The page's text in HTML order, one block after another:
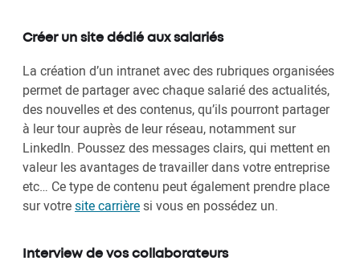
Créer un site dédié aux salariés
La création d’un intranet avec des rubriques organisées
permet de partager avec chaque salarié des actualités,
des nouvelles et des contenus, qu’ils pourront partager
à leur tour auprès de leur réseau, notamment sur
LinkedIn. Poussez des messages clairs, qui mettent en
valeur les avantages de travailler dans votre entreprise
etc… Ce type de contenu peut également prendre place
sur votresite carrièresi vous en possédez un.
Interview de vos collaborateurs